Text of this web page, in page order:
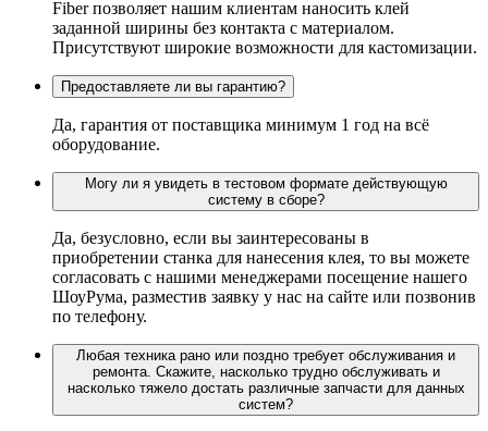
Fiber позволяет нашим клиентам наносить клей
заданной ширины без контакта с материалом.
Присутствуют широкие возможности для кастомизации.
Предоставляете ли вы гарантию?
Да, гарантия от поставщика минимум 1 год на всё
оборудование.
Могу ли я увидеть в тестовом формате действующую
систему в сборе?
Да, безусловно, если вы заинтересованы в
приобретении станка для нанесения клея, то вы можете
согласовать с нашими менеджерами посещение нашего
ШоуРума, разместив заявку у нас на сайте или позвонив
по телефону.
Любая техника рано или поздно требует обслуживания и
ремонта. Скажите, насколько трудно обслуживать и
насколько тяжело достать различные запчасти для данных
систем?